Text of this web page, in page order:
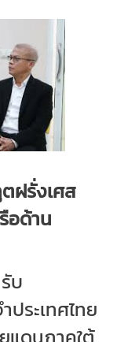
ฝรั่งเศส
อด้าน
บ
ประเทศไทย